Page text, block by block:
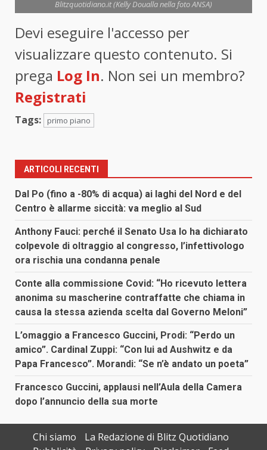
Blitzquotidiano.it (Kelly Doualla nella foto ANSA)
Devi eseguire l'accesso per
visualizzare questo contenuto. Si
prega Log In. Non sei un membro?
Registrati
Tags: primo piano
ARTICOLI RECENTI
Dal Po (fino a -80% di acqua) ai laghi del Nord e del
Centro è allarme siccità: va meglio al Sud
Anthony Fauci: perché il Senato Usa lo ha dichiarato
colpevole di oltraggio al congresso, l’infettivologo
ora rischia una condanna penale
Conte alla commissione Covid: “Ho ricevuto lettera
anonima su mascherine contraffatte che chiama in
causa la stessa azienda scelta dal Governo Meloni”
L’omaggio a Francesco Guccini, Prodi: “Perdo un
amico”. Cardinal Zuppi: “Con lui ad Aushwitz e da
Papa Francesco”. Morandi: “Se n’è andato un poeta”
Francesco Guccini, applausi nell’Aula della Camera
dopo l’annuncio della sua morte
Chi siamo
La Redazione di Blitz Quotidiano